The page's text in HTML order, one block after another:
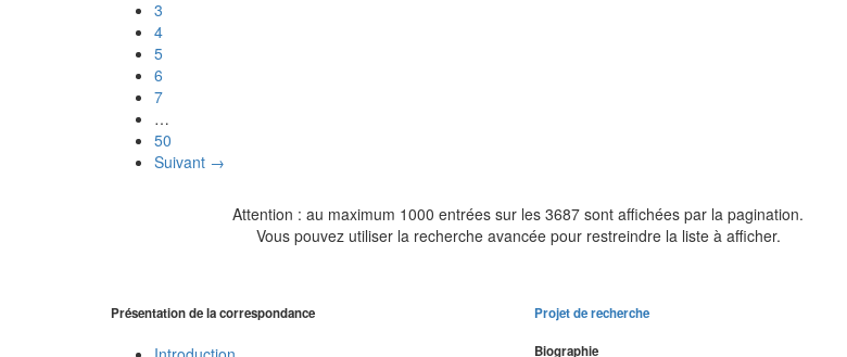
3
4
5
6
7
…
50
Suivant →
Attention : au maximum 1000 entrées sur les 3687 sont affichées par la pagination.
Vous pouvez utiliser la recherche avancée pour restreindre la liste à afficher.
Présentation de la correspondance Projet de recherche
Biographie